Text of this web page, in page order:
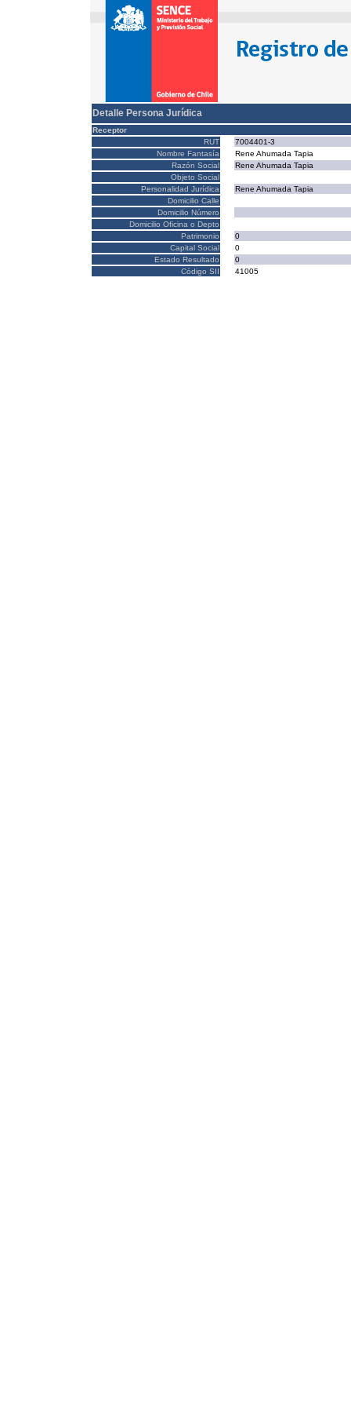
Detalle Persona Jurídica
Receptor
RUT
7004401-3
Nombre Fantasía
Rene Ahumada Tapia
Razón Social
Rene Ahumada Tapia
Objeto Social
Personalidad Jurídica
Rene Ahumada Tapia
Domicilio Calle
Domicilio Número
Domicilio Oficina o Depto
Patrimonio
0
Capital Social
0
Estado Resultado
0
Código SII
41005